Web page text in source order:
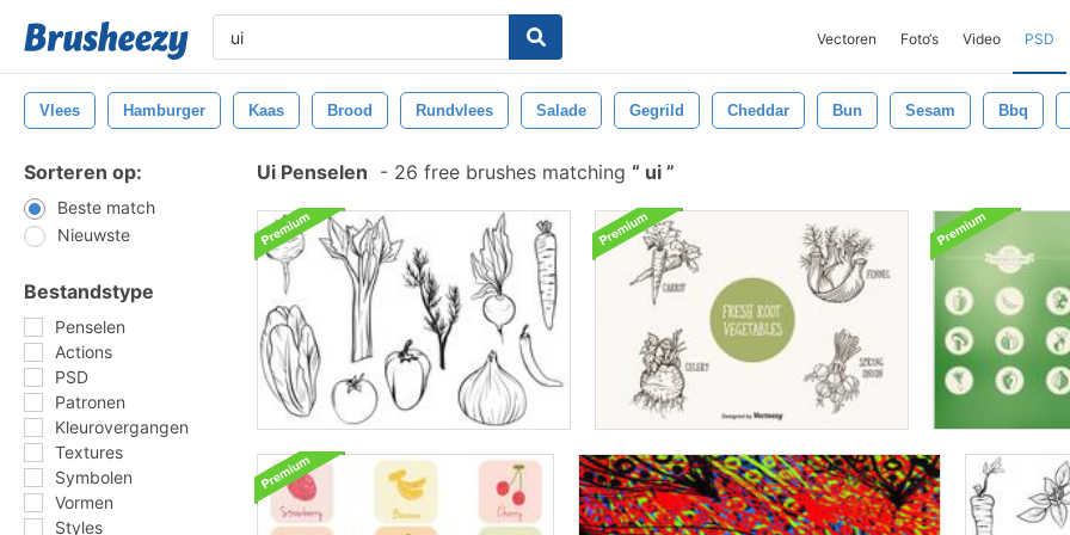
Vectoren Foto‘s Video PSD
Vlees Hamburger Kaas Brood Rundvlees Salade Gegrild Cheddar Bun Sesam Bbq
Sorteren op:
Beste match
Nieuwste
Bestandstype
Penselen
Actions
PSD
Patronen
Kleurovergangen
Textures
Symbolen
Vormen
Styles
Ui Penselen - 26 free brushes matching ui